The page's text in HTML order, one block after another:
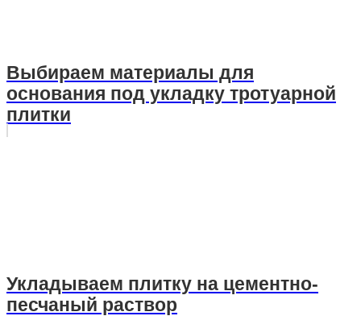
Выбираем материалы для
основания под укладку тротуарной
плитки
Укладываем плитку на цементно-
песчаный раствор